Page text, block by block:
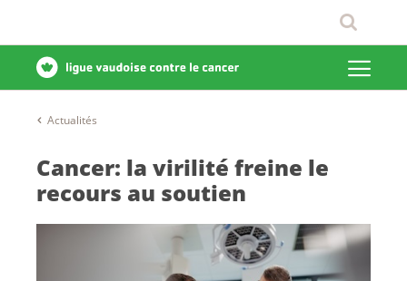
Actualités
Cancer: la virilité freine le
recours au soutien